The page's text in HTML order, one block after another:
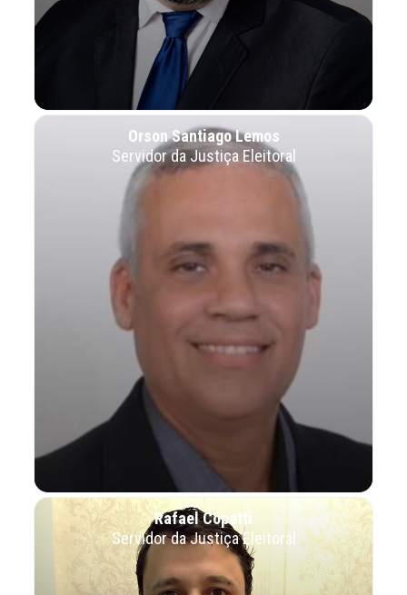
Orson Santiago Lemos
Servidor da Justiça Eleitoral
Rafael Copetti
Servidor da Justiça Eleitoral